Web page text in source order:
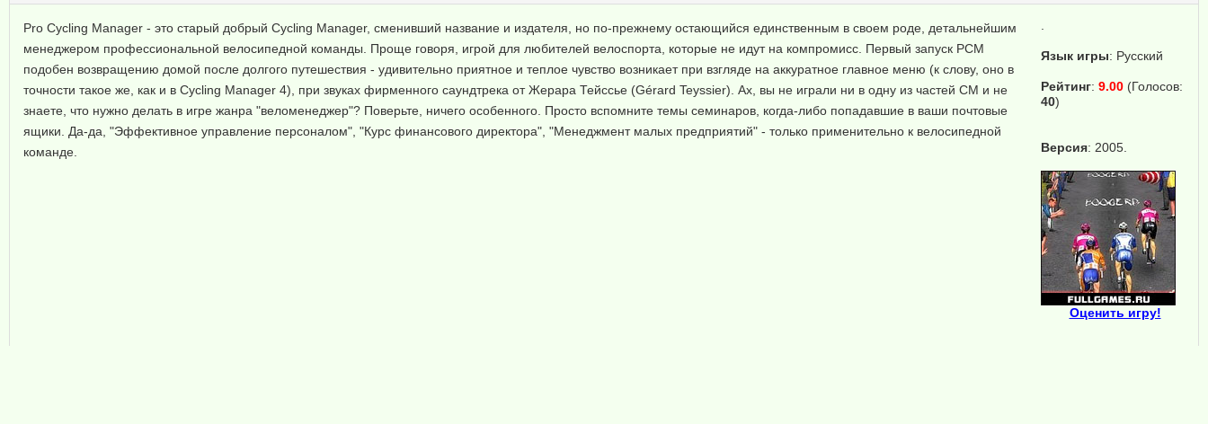
Язык игры: Русский
Рейтинг: 9.00 (Голосов:
40)
Версия: 2005.
Оценить игру!
Pro Cycling Manager - это старый добрый Cycling Manager, сменивший название и издателя, но по-прежнему остающийся единственным в своем роде, детальнейшим
менеджером профессиональной велосипедной команды. Проще говоря, игрой для любителей велоспорта, которые не идут на компромисс. Первый запуск PCM
подобен возвращению домой после долгого путешествия - удивительно приятное и теплое чувство возникает при взгляде на аккуратное главное меню (к слову, оно в
точности такое же, как и в Cycling Manager 4), при звуках фирменного саундтрека от Жерара Тейссье (Gérard Teyssier). Ах, вы не играли ни в одну из частей CM и не
знаете, что нужно делать в игре жанра "веломенеджер"? Поверьте, ничего особенного. Просто вспомните темы семинаров, когда-либо попадавшие в ваши почтовые
ящики. Да-да, "Эффективное управление персоналом", "Курс финансового директора", "Менеджмент малых предприятий" - только применительно к велосипедной
команде.